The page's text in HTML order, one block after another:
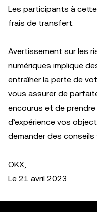
Les participants à
frais de transfert.
Avertissement sur les
numériques implique
entraîner la perte de
vous assurer de
encourus et de
d’expérience vos
demander des conseils
OKX,
Le 21 avril 2023